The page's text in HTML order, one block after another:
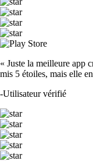
« Juste la meilleure app
mis 5 étoiles, mais elle
-Utilisateur vérifié